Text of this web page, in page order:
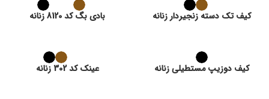
کیف تک دسته زنجیردار زنانه بادی بگ کد 8120 زنانه
کیف دوزیپ مستطیلی زنانه عینک کد 302 زنانه